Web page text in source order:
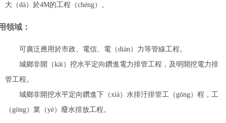
大（dà）於4M的工程（chéng）。
領域 ：
可廣泛應用於市政、電信、電（diàn）力等管線工程。
城鄉非開（kāi）挖水平定向鑽進電力排管工程，及明開挖電力排
管工程。
城鄉非開挖水平定向鑽進下（xià）水排汙排管工（gōng）程，工
（gōng）業（yè）廢水排放工程。